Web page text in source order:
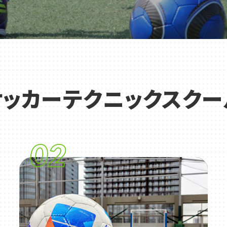
店舗一覧
カーテクニックスク
02